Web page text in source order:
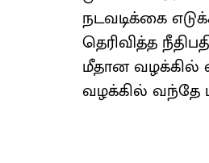
நடவடிக்கை
தெரிவித்த
மீதான வழக்கில்
வழக்கில் வந்தே